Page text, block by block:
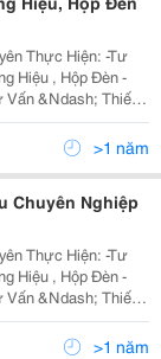
Thực Hiện: -Tư
Hiệu , Hộp Đèn -
Chợ , Triển Lãm -
Thi
>1 năm
Chuyên Nghiệp
Thực Hiện: -Tư
Hiệu , Hộp Đèn -
Chợ , Triển Lãm -
Thi
>1 năm